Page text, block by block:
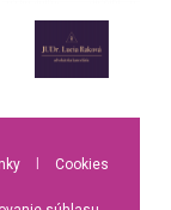
Cookies